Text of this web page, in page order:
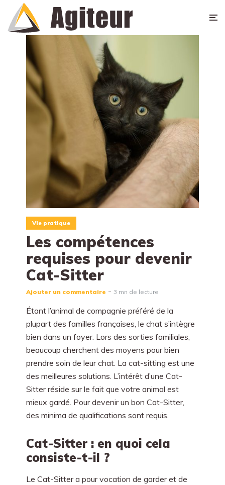
Vie pratique
Les compétences
requises pour devenir
Cat-Sitter
Ajouter un commentaire 3 mn de lecture
Étant l’animal de compagnie préféré de la
plupart des familles françaises, le chat s’intègre
bien dans un foyer. Lors des sorties familiales,
beaucoup cherchent des moyens pour bien
prendre soin de leur chat. La cat-sitting est une
des meilleures solutions. L’intérêt d’une Cat-
Sitter réside sur le fait que votre animal est
mieux gardé. Pour devenir un bon Cat-Sitter,
des minima de qualifications sont requis.
Cat-Sitter : en quoi cela
consiste-t-il ?
Le Cat-Sitter a pour vocation de garder et de